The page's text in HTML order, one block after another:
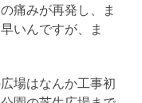
痛みが再発し、ま
いんですが、ま
場はなんか工事初